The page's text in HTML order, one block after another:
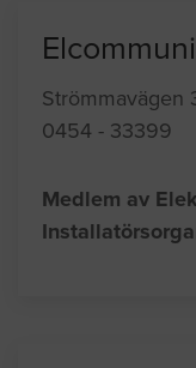
Strömmavägen
0454 - 33399
Medlem av